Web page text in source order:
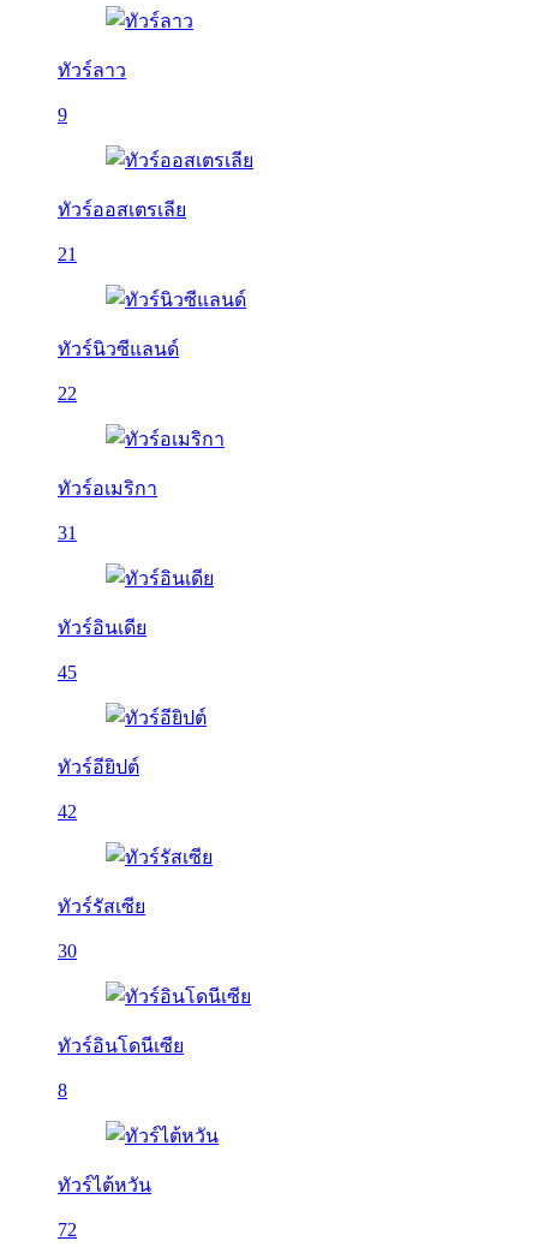
ทัวร์ลาว
9
ทัวร์ออสเตรเลีย
21
ทัวร์นิวซีแลนด์
22
ทัวร์อเมริกา
31
ทัวร์อินเดีย
45
ทัวร์อียิปต์
42
ทัวร์รัสเซีย
30
ทัวร์อินโดนีเซีย
8
ทัวร์ไต้หวัน
72